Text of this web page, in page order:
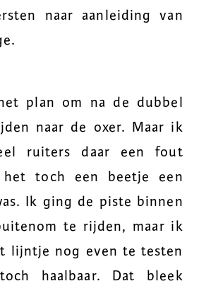
naar aanleiding van
plan om na de dubbel
naar de oxer. Maar ik
ruiters daar een fout
het toch een beetje een
Ik ging de piste binnen
te rijden, maar ik
lijntje nog even te testen
haalbaar. Dat bleek